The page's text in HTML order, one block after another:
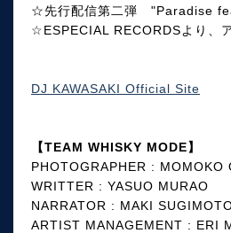
☆先行配信第二弾 "Paradise
☆ESPECIAL RECORDSより、
DJ KAWASAKI Official Site
【TEAM WHISKY MODE】
PHOTOGRAPHER : MOMOKO
WRITTER : YASUO MURAO
NARRATOR : MAKI
ARTIST MANAGEMENT : ERI